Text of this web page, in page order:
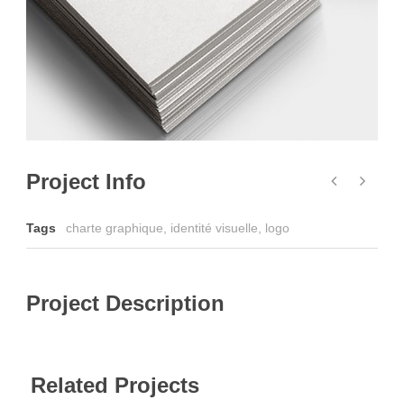
Project Info
Tags charte graphique, identité visuelle, logo
Project Description
Related Projects